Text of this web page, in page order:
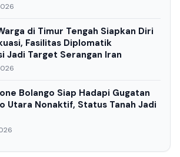
di Timur Tengah Siapkan Diri
Fasilitas Diplomatik
Jadi Target Serangan Iran
Bolango Siap Hadapi Gugatan
Utara Nonaktif, Status Tanah Jadi